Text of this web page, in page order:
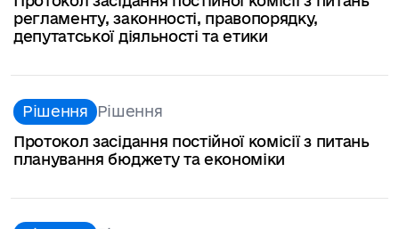
регламенту, законності, правопорядку,
депутатської діяльності та етики
Рішення Рішення
Протокол засідання постійної комісії з питань
планування бюджету та економіки